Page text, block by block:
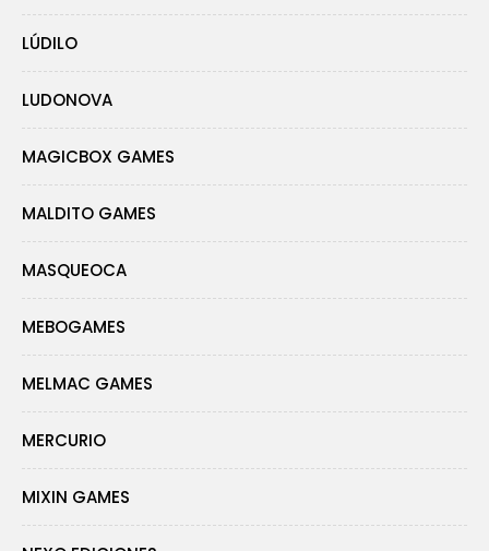
LÚDILO
LUDONOVA
MAGICBOX GAMES
MALDITO GAMES
MASQUEOCA
MEBOGAMES
MELMAC GAMES
MERCURIO
MIXIN GAMES